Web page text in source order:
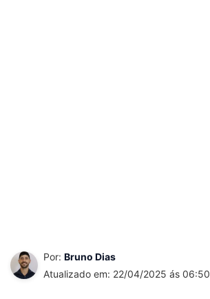
Por: Bruno Dias
Atualizado em: 22/04/2025 ás 06:50